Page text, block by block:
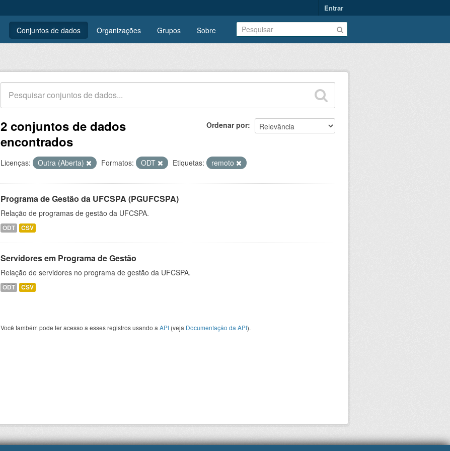
Entrar
Conjuntos de dados Organizações Grupos Sobre
Ordenar por
2 conjuntos de dados
encontrados
Licenças: Outra (Aberta) Formatos: ODT Etiquetas: remoto
Programa de Gestão da UFCSPA (PGUFCSPA)
Relação de programas de gestão da UFCSPA.
ODT CSV
Servidores em Programa de Gestão
Relação de servidores no programa de gestão da UFCSPA.
ODT CSV
Você também pode ter acesso a esses registros usando a API (veja Documentação da API).